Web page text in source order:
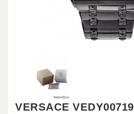
VERSACE VEDY00719